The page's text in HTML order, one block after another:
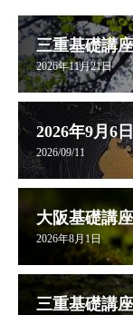
三重基礎講座
2026年11月21日
2026/09/11
大阪基礎講
2026年8月1日
三重基礎講